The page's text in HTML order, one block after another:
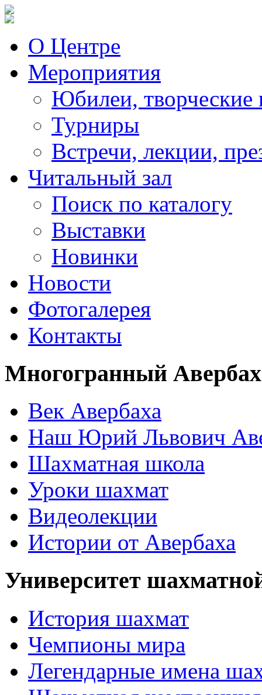
О Центре
Мероприятия
Юбилеи, творческие
Турниры
Встречи, лекции,
Читальный зал
Поиск по каталогу
Выставки
Новинки
Новости
Фотогалерея
Контакты
Многогранный Авербах
Век Авербаха
Наш Юрий Львович
Шахматная школа
Уроки шахмат
Видеолекции
Истории от Авербаха
Университет
История шахмат
Чемпионы мира
Легендарные имена